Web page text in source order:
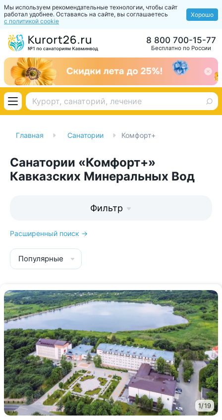
Мы используем рекомендательные технологии, чтобы сайт
работал удобнее. Оставаясь на сайте, вы соглашаетесь
с политикой cookie
Хорошо
Бесплатно по России
8 800 700-15-77
Главная Санатории Комфорт+
Санатории «Комфорт+»
Кавказских Минеральных Вод
Фильтр
Расширенный поиск →
Популярные
1/19